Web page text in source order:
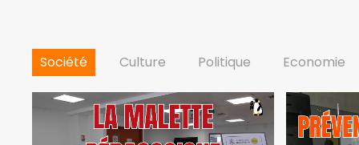
Société Culture Politique Economie